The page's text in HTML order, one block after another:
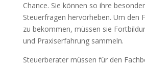
Chance. Sie können so ihre
Steuerfragen hervorheben. Um den
zu bekommen, müssen sie
und Praxiserfahrung sammeln.
Steuerberater müssen für den